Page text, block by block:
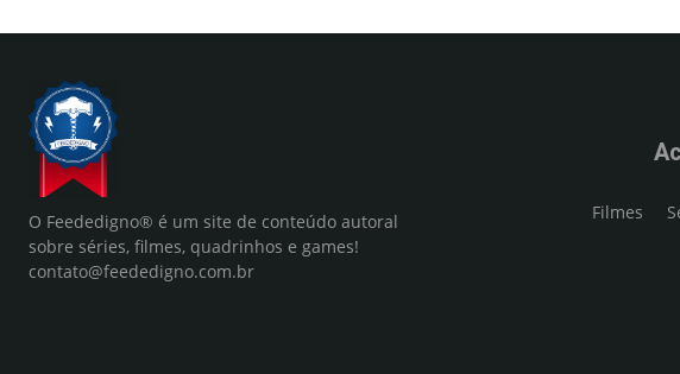
O Feededigno® é um site de conteúdo autoral
sobre séries, filmes, quadrinhos e games!
contato@feededigno.com.br
Filmes